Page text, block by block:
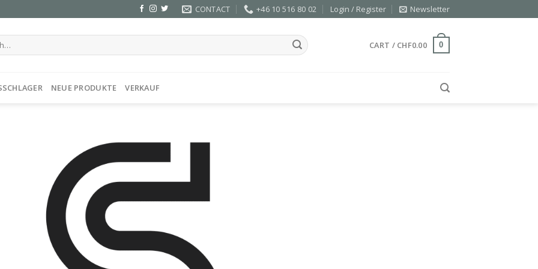
CONTACT +46 10 516 80 02 Login / Register Newsletter
CART / CHF0.00 0
NEUE PRODUKTE VERKAUF